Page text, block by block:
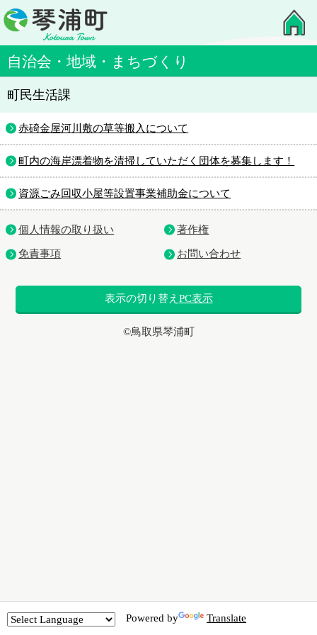
自治会・地域・まちづくり
町民生活課
赤碕金屋河川敷の草等搬入について
町内の海岸漂着物を清掃していただく団体を募集します！
資源ごみ回収小屋等設置事業補助金について
個人情報の取り扱い 著作権
免責事項 お問い合わせ
表示の切り替え PC表示
Powered by Translate
©鳥取県琴浦町